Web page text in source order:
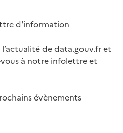
d'information
de data.gouv.fr et
à notre infolettre et
évènements